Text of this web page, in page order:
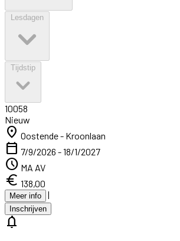
Lesdagen
Tijdstip
10058
Nieuw
location_on Oostende - Kroonlaan
calendar_today 7/9/2026 - 18/1/2027
schedule MA AV
euro 138,00
Meer info |
Inschrijven
notifications